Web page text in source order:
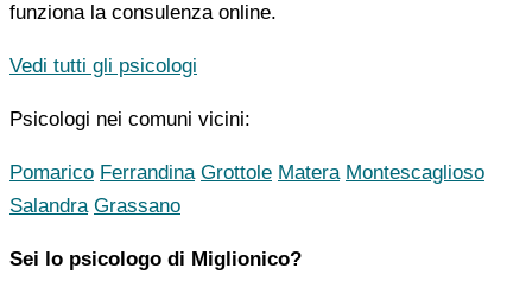
funziona la consulenza online.
Vedi tutti gli psicologi
Psicologi nei comuni vicini:
Pomarico Ferrandina Grottole Matera Montescaglioso
Salandra Grassano
Sei lo psicologo di Miglionico?